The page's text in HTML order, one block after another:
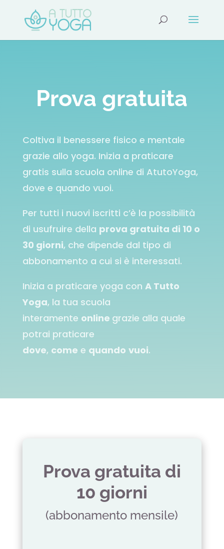
Prova gratuita
Coltiva il benessere fisico e mentale
grazie allo yoga. Inizia a praticare
gratis sulla scuola online di AtutoYoga,
dove e quando vuoi.
Per tutti i nuovi iscritti c’è la possibilità
di usufruire della prova gratuita di 10 o
30 giorni, che dipende dal tipo di
abbonamento a cui si è interessati.
Inizia a praticare yoga con A Tutto
Yoga, la tua scuola
interamente online grazie alla quale
potrai praticare
dove, come e quando vuoi.
Prova gratuita di
10 giorni
(abbonamento mensile)